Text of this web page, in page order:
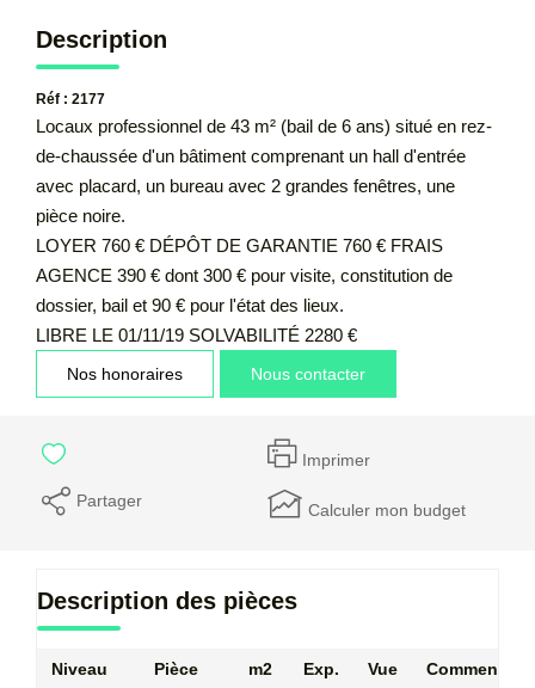
Description
Réf : 2177
Locaux professionnel de 43 m² (bail de 6 ans) situé en rez-
de-chaussée d'un bâtiment comprenant un hall d'entrée
avec placard, un bureau avec 2 grandes fenêtres, une
pièce noire.
LOYER 760 € DÉPÔT DE GARANTIE 760 € FRAIS
AGENCE 390 € dont 300 € pour visite, constitution de
dossier, bail et 90 € pour l'état des lieux.
LIBRE LE 01/11/19 SOLVABILITÉ 2280 €
Nos honoraires Nous contacter
Imprimer
Partager Calculer mon budget
Description des pièces
Niveau Pièce m2 Exp. Vue